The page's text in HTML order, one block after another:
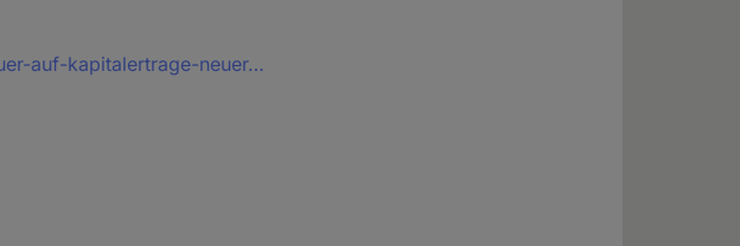
auf-kapitalertrage-neuer…